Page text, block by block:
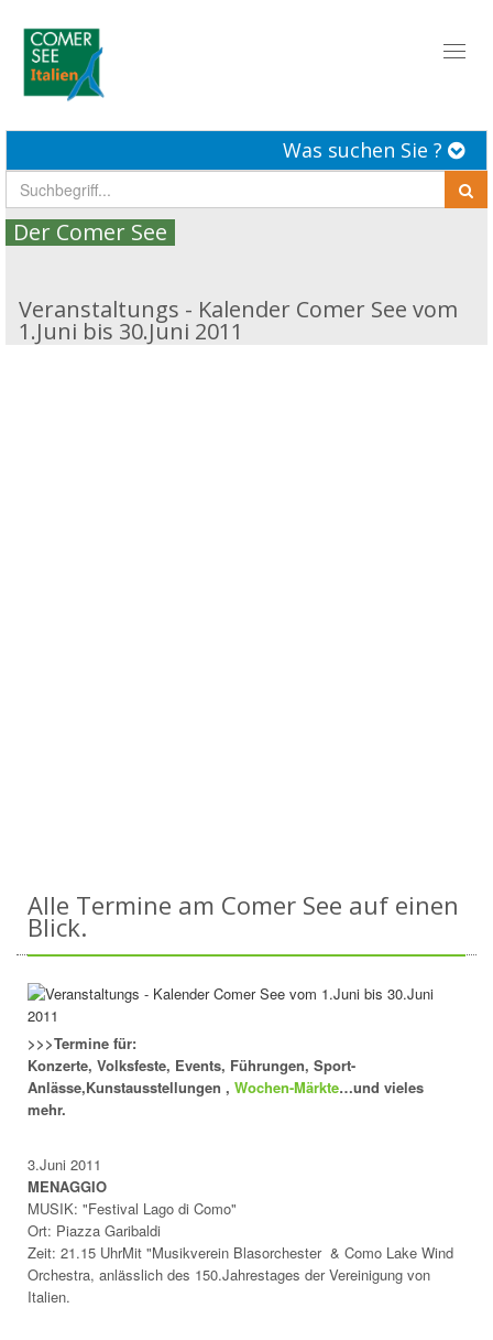
Was suchen Sie ?
Der Comer See
Veranstaltungs - Kalender Comer See vom
1.Juni bis 30.Juni 2011
Alle Termine am Comer See auf einen
Blick.
>>>Termine für:
Konzerte, Volksfeste, Events, Führungen, Sport-
Anlässe,Kunstausstellungen , Wochen-Märkte…und vieles
mehr.
3.Juni 2011
MENAGGIO
MUSIK: "Festival Lago di Como"
Ort: Piazza Garibaldi
Zeit: 21.15 UhrMit "Musikverein Blasorchester & Como Lake Wind
Orchestra, anlässlich des 150.Jahrestages der Vereinigung von
Italien.